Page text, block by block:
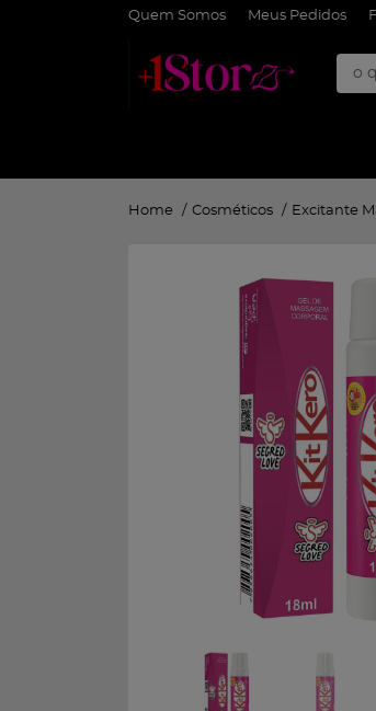
Quem Somos Meus Pedidos
Home Cosméticos Excitante